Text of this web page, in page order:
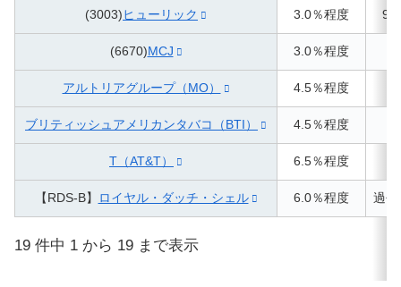
(3003) ヒューリック 3.0％程度 9
(6670)MCJ 3.0％程度
アルトリアグループ（MO） 4.5％程度
ブリティッシュアメリカンタバコ（BTI） 4.5％程度
T（AT&T） 6.5％程度
【RDS-B】 ロイヤル・ダッチ・シェル 6.0％程度 過去
19 件中 1 から 19 まで表示